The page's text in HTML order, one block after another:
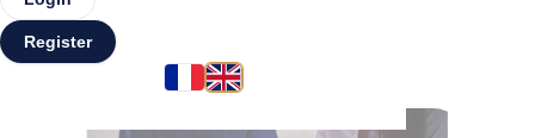
Register
17 march 2026 2 min read